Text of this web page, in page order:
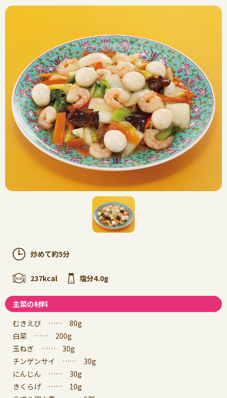
炒めて約5分
237kcal 塩分4.0g
主菜の材料
むきえび …… 80g
白菜 …… 200g
玉ねぎ …… 30g
チンゲンサイ …… 30g
にんじん …… 30g
きくらげ …… 10g